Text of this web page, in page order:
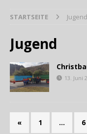
STARTSEITE Jugend
Jugend
13. Juni
« 1 … 6